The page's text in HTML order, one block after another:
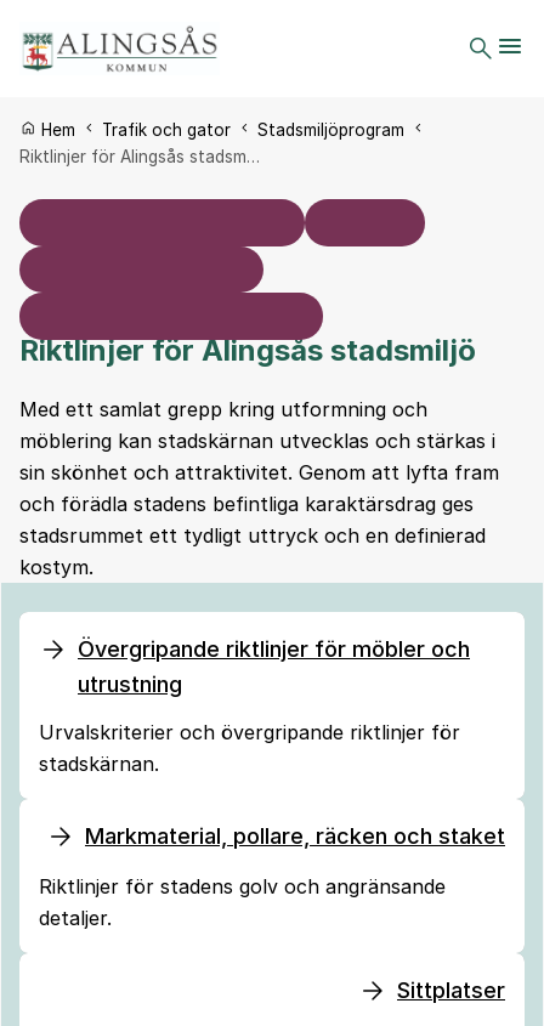
Du är här:
Hem Trafik och gator
Stadsmiljöprogram
Riktlinjer för Alingsås stadsm…
Riktlinjer för Alingsås stadsmiljö
Med ett samlat grepp kring utformning och
möblering kan stadskärnan utvecklas och stärkas i
sin skönhet och attraktivitet. Genom att lyfta fram
och förädla stadens befintliga karaktärsdrag ges
stadsrummet ett tydligt uttryck och en definierad
kostym.
Övergripande riktlinjer för möbler och
utrustning
Urvalskriterier och övergripande riktlinjer för
stadskärnan.
Markmaterial, pollare, räcken och staket
Riktlinjer för stadens golv och angränsande
detaljer.
Sittplatser